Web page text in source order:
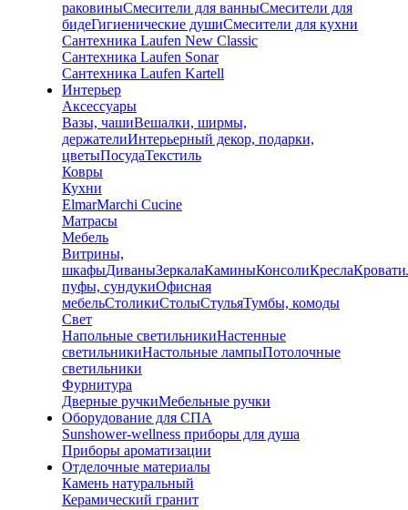
раковиныСмесители для ванныСмесители для
бидеГигиенические душиСмесители для кухни
Сантехника Laufen New Classic
Сантехника Laufen Sonar
Сантехника Laufen Kartell
Интерьер
Аксессуары
Вазы, чашиВешалки, ширмы,
держателиИнтерьерный декор, подарки,
цветыПосудаТекстиль
Ковры
Кухни
ElmarMarchi Cucine
Матрасы
Мебель
Витрины,
шкафыДиваныЗеркалаКаминыКонсолиКреслаКровати
пуфы, сундукиОфисная
мебельСтоликиСтолыСтульяТумбы, комоды
Свет
Напольные светильникиНастенные
светильникиНастольные лампыПотолочные
светильники
Фурнитура
Дверные ручкиМебельные ручки
Оборудование для СПА
Sunshower-wellness приборы для душа
Приборы ароматизации
Отделочные материалы
Камень натуральный
Керамический гранит